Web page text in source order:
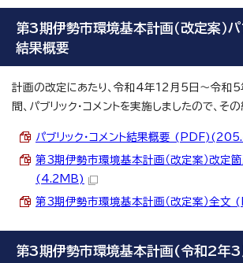
第3期伊勢市環境基本計画（改定案）パ
結果概要
計画の改定にあたり、令和4年12月5日～令和
間、パブリック・コメントを実施しましたので、そ
パブリック・コメント結果概要
第3期伊勢市環境基本計画（改定案）改定
(4.2MB)
第3期伊勢市環境基本計画（改定案）全
第3期伊勢市環境基本計画(令和2年